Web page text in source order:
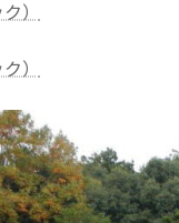
）
）